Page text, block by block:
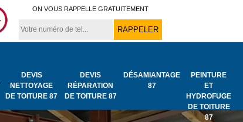
ON VOUS RAPPELLE GRATUITEMENT
DEVIS
NETTOYAGE
DE TOITURE 87
DEVIS
RÉPARATION
DE TOITURE 87
DÉSAMIANTAGE
87
PEINTURE
ET
HYDROFUGE
DE TOITURE
87